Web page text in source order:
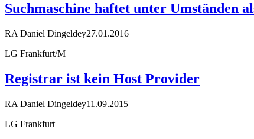
Suchmaschine haftet unter Umständen
RA Daniel Dingeldey27.01.2016
LG Frankfurt/M
Registrar ist kein Host Provider
RA Daniel Dingeldey11.09.2015
LG Frankfurt